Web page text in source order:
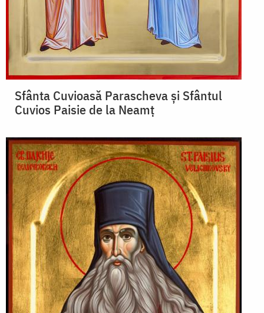
Sfânta Cuvioasă Parascheva și Sfântul
Cuvios Paisie de la Neamț